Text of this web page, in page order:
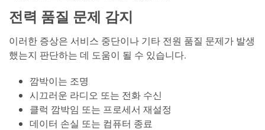
전력 품질 문제 감지
이러한 증상은 서비스 중단이나 기타 전원 품질 문제가 발생
했는지 판단하는 데 도움이 될 수 있습니다.
깜박이는 조명
시끄러운 라디오 또는 전화 수신
클럭 깜박임 또는 프로세서 재설정
데이터 손실 또는 컴퓨터 종료